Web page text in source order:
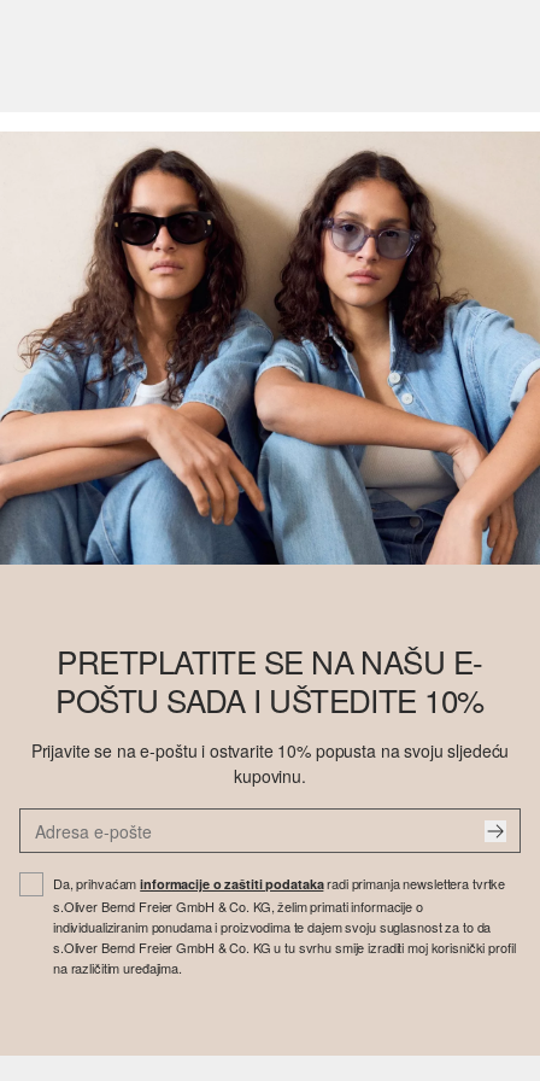
PRETPLATITE SE NA NAŠU E-
POŠTU SADA I UŠTEDITE 10%
Prijavite se na e-poštu i ostvarite 10% popusta na svoju sljedeću
kupovinu.
Da, prihvaćaminformacije o zaštiti podatakaradi primanja newslettera tvrtke
s.Oliver Bernd Freier GmbH & Co. KG, želim primati informacije o
individualiziranim ponudama i proizvodima te dajem svoju suglasnost za to da
s.Oliver Bernd Freier GmbH & Co. KG u tu svrhu smije izraditi moj korisnički profil
na različitim uređajima.